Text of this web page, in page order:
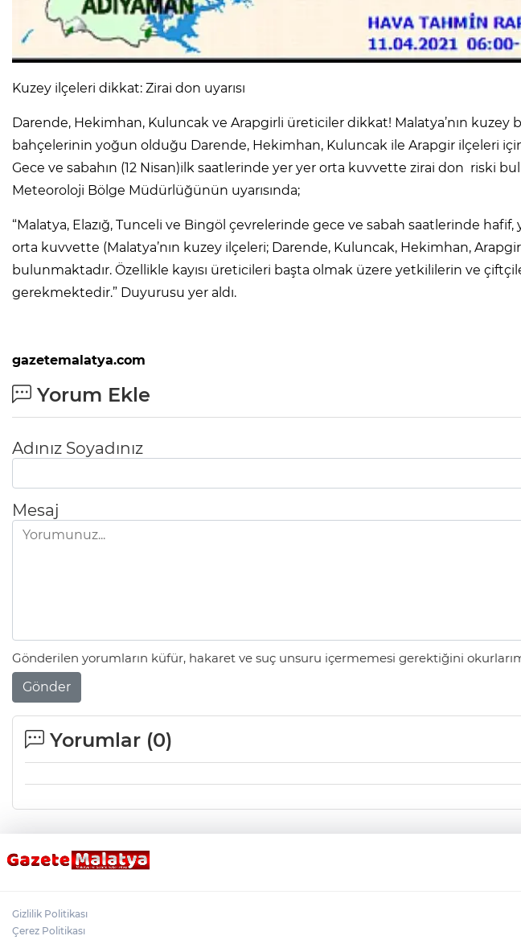
Kuzey ilçeleri dikkat: Zirai don uyarısı
Darende, Hekimhan, Kuluncak ve Arapgirli üreticiler dikkat! Malatya’nın kuzey
bahçelerinin yoğun olduğu Darende, Hekimhan, Kuluncak ile Arapgir ilçeleri için
Gece ve sabahın (12 Nisan)ilk saatlerinde yer yer orta kuvvette zirai don riski
Meteoroloji Bölge Müdürlüğünün uyarısında;
“Malatya, Elazığ, Tunceli ve Bingöl çevrelerinde gece ve sabah saatlerinde
orta kuvvette (Malatya’nın kuzey ilçeleri; Darende, Kuluncak, Hekimhan,
bulunmaktadır. Özellikle kayısı üreticileri başta olmak üzere yetkililerin ve
gerekmektedir.” Duyurusu yer aldı.
gazetemalatya.com
Yorum Ekle
Adınız Soyadınız
Mesaj
Gönderilen yorumların küfür, hakaret ve suç unsuru içermemesi gerektiğini
Gönder
Yorumlar (0)
Gizlilik Politikası
Çerez Politikası